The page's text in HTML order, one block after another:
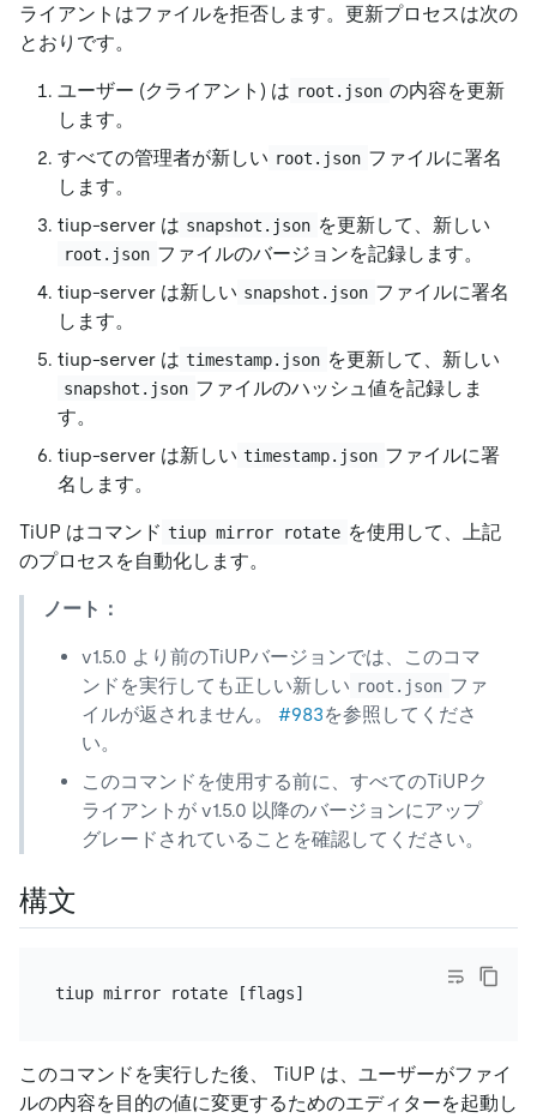
ライアントはファイルを拒否します。更新プロセスは次の
とおりです。
ユーザー (クライアント) は root.json の内容を更新
します。
すべての管理者が新しい root.json ファイルに署名
します。
tiup-server は snapshot.json を更新して、新しい
root.json ファイルのバージョンを記録します。
tiup-server は新しい snapshot.json ファイルに署名
します。
tiup-server は timestamp.json を更新して、新しい
snapshot.json ファイルのハッシュ値を記録しま
す。
tiup-server は新しい timestamp.json ファイルに署
名します。
TiUP はコマンド tiup mirror rotate を使用して、上記
のプロセスを自動化します。
ノート：
v1.5.0 より前のTiUPバージョンでは、このコマ
ンドを実行しても正しい新しい root.json ファ
イルが返されません。 #983を参照してくださ
い。
このコマンドを使用する前に、すべてのTiUPク
ライアントが v1.5.0 以降のバージョンにアップ
グレードされていることを確認してください。
構文
このコマンドを実行した後、 TiUP は、ユーザーがファイ
ルの内容を目的の値に変更するためのエディターを起動し